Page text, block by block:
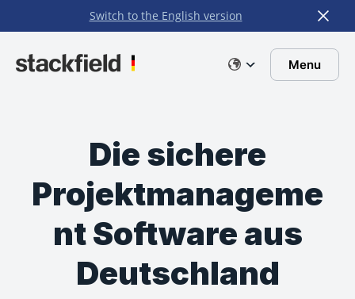
Zu Hauptinhalt springen
Switch to the English version
Menu
Die sichere
Projektmanageme
nt Software aus
Deutschland